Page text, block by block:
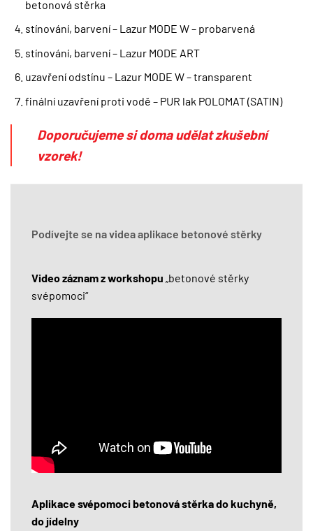
betonová stěrka
stínování, barvení – Lazur MODE W – probarvená
stínování, barvení – Lazur MODE ART
uzavření odstínu – Lazur MODE W – transparent
finální uzavření proti vodě – PUR lak POLOMAT (SATIN)
Doporučujeme si doma udělat zkušební
vzorek!
Podívejte se na videa aplikace betonové stěrky
Video záznam z workshopu „betonové stěrky
svépomoci“
Aplikace svépomoci betonová stěrka do kuchyně,
do jídelny